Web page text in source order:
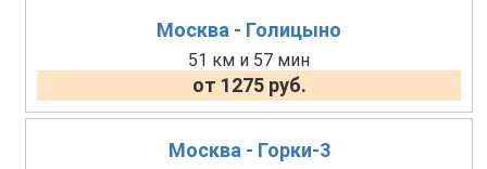
Москва - Голицыно
51 км и 57 мин
от 1275 руб.
Москва - Горки-3